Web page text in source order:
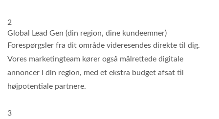
2
Global Lead Gen (din region, dine kundeemner)
Forespørgsler fra dit område videresendes direkte til dig.
Vores marketingteam kører også målrettede digitale
annoncer i din region, med et ekstra budget afsat til
højpotentiale partnere.
3